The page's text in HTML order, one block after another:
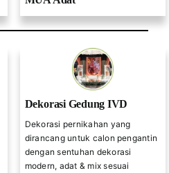
Dekorasi Gedung IVD
Dekorasi pernikahan yang
dirancang untuk calon pengantin
dengan sentuhan dekorasi
modern, adat & mix sesuai